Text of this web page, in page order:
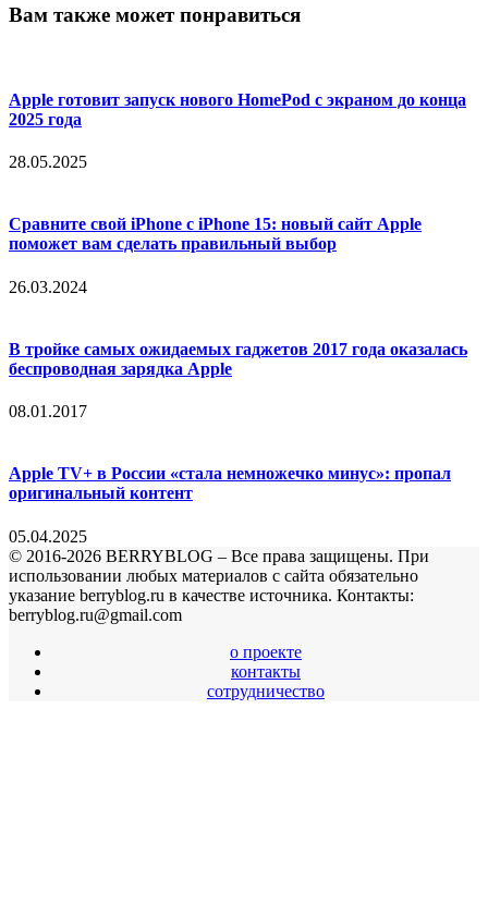
Вам также может понравиться
Apple готовит запуск нового HomePod с экраном до конца
2025 года
28.05.2025
Сравните свой iPhone с iPhone 15: новый сайт Apple
поможет вам сделать правильный выбор
26.03.2024
В тройке самых ожидаемых гаджетов 2017 года оказалась
беспроводная зарядка Apple
08.01.2017
Apple TV+ в России «стала немножечко минус»: пропал
оригинальный контент
05.04.2025
© 2016-2026 BERRYBLOG – Все права защищены. При
использовании любых материалов с сайта обязательно
указание berryblog.ru в качестве источника. Контакты:
berryblog.ru@gmail.com
о проекте
контакты
сотрудничество